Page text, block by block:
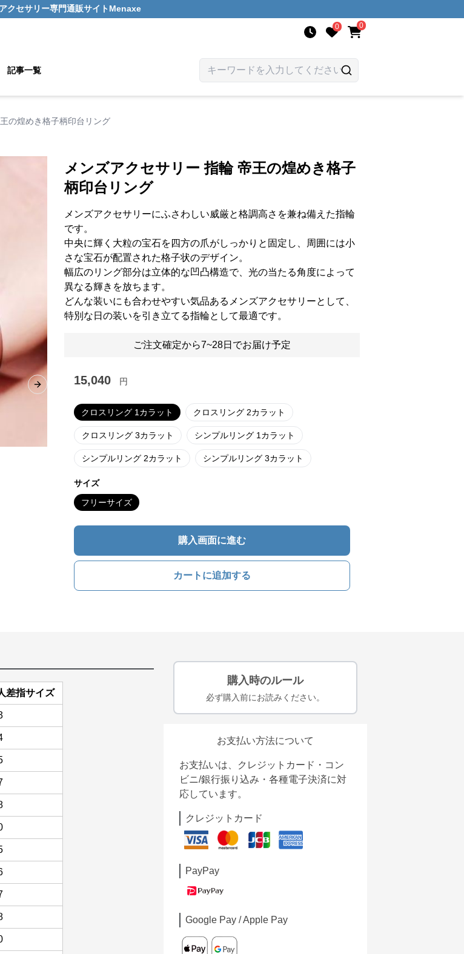
クセサリー専門通販サイト Menaxe
0 0
記事一覧
の煌めき格子柄印台リング
Next slide
メンズアクセサリー 指輪 帝王の煌めき格子
柄印台リング
メンズアクセサリーにふさわしい威厳と格調高さを兼ね備えた指輪
です。
中央に輝く大粒の宝石を四方の爪がしっかりと固定し、周囲には小
さな宝石が配置された格子状のデザイン。
幅広のリング部分は立体的な凹凸構造で、光の当たる角度によって
異なる輝きを放ちます。
どんな装いにも合わせやすい気品あるメンズアクセサリーとして、
特別な日の装いを引き立てる指輪として最適です。
ご注文確定から7~28日でお届け予定
15,040 円
クロスリング 1カラット クロスリング 2カラット
クロスリング 3カラット シンプルリング 1カラット
シンプルリング 2カラット シンプルリング 3カラット
サイズ
フリーサイズ
購入画面に進む
カートに追加する
差指サイズ
購入時のルール
必ず購入前にお読みください。
お支払い方法について
お支払いは、クレジットカード・コン
ビニ/銀行振り込み・各種電子決済に対
応しています。
クレジットカード
PayPay
Google Pay / Apple Pay